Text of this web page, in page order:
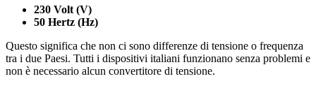
230 Volt (V)
50 Hertz (Hz)
Questo significa che non ci sono differenze di tensione o frequenza
tra i due Paesi. Tutti i dispositivi italiani funzionano senza problemi e
non è necessario alcun convertitore di tensione.